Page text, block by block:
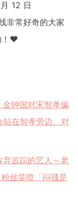
12 日
非常好奇的大家
！❤️
钟国对宋智孝偏
在智孝旁边、对
追踪的艺人～老
丝笑喷「闷骚是